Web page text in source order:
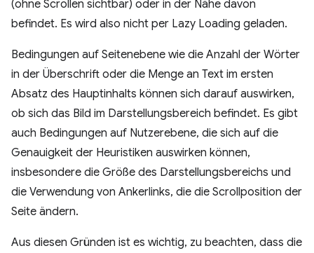
(ohne Scrollen sichtbar) oder in der Nähe davon
befindet. Es wird also nicht per Lazy Loading geladen.
Bedingungen auf Seitenebene wie die Anzahl der Wörter
in der Überschrift oder die Menge an Text im ersten
Absatz des Hauptinhalts können sich darauf auswirken,
ob sich das Bild im Darstellungsbereich befindet. Es gibt
auch Bedingungen auf Nutzerebene, die sich auf die
Genauigkeit der Heuristiken auswirken können,
insbesondere die Größe des Darstellungsbereichs und
die Verwendung von Ankerlinks, die die Scrollposition der
Seite ändern.
Aus diesen Gründen ist es wichtig, zu beachten, dass die